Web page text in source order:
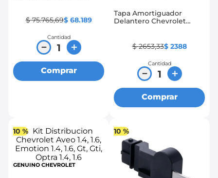
$ 75.765,69$ 68.189
Cantidad
＋
－
Comprar
Tapa Amortiguador
Delantero Chevrolet
1.4,1.6,Gt,Gti, Spark Gt
$ 2653,33$ 2388
Cantidad
＋
－
Comprar
10 %
GENUINO CHEVROLET
10 %